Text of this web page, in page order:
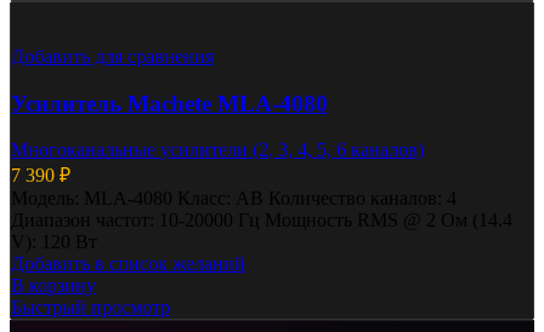
Добавить для сравнения
Усилитель Machete MLA-4080
Многоканальные усилители (2, 3, 4, 5, 6 каналов)
7 390 ₽
Модель: MLA-4080 Класс: AB Количество каналов: 4
Диапазон частот: 10-20000 Гц Мощность RMS @ 2 Ом (14.4
V): 120 Вт
Добавить в список желаний
В корзину
Быстрый просмотр